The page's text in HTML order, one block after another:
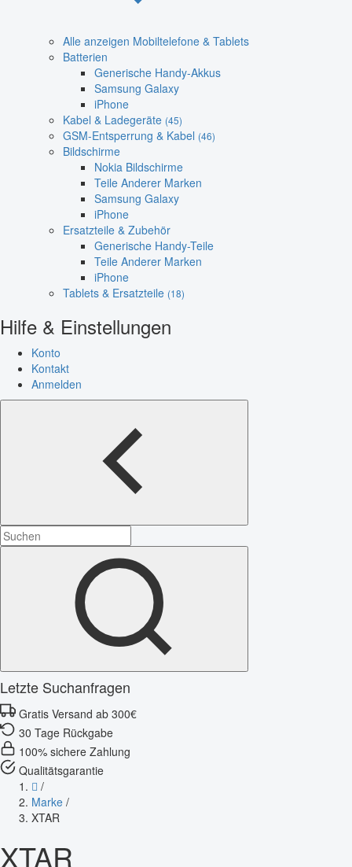
Alle anzeigen Mobiltelefone & Tablets
Batterien
Generische Handy-Akkus
Samsung Galaxy
iPhone
Kabel & Ladegeräte (45)
GSM-Entsperrung & Kabel (46)
Bildschirme
Nokia Bildschirme
Teile Anderer Marken
Samsung Galaxy
iPhone
Ersatzteile & Zubehör
Generische Handy-Teile
Teile Anderer Marken
iPhone
Tablets & Ersatzteile (18)
Hilfe & Einstellungen
Konto
Kontakt
Anmelden
Letzte Suchanfragen
Gratis Versand ab 300€
30 Tage Rückgabe
100% sichere Zahlung
Qualitätsgarantie
/
Marke /
XTAR
XTAR